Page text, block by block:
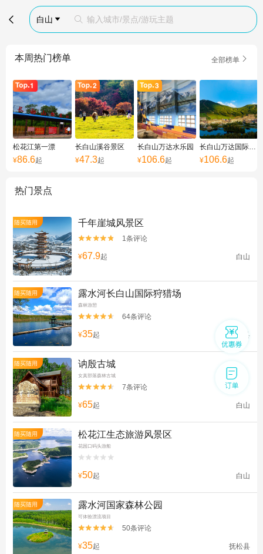
 白山   输入城市/景点/游玩主题
本周热门榜单 全部榜单 
松花江第一漂
¥86.6起
长白山溪谷景区
¥47.3起
长白山万达水乐园
¥106.6起
长白山万达国际度假区
¥106.6起
热门景点
随买随用 千年崖城风景区

 1条评论
¥67.9起 白山
随买随用 露水河长白山国际狩猎场
森林游憩

 64条评论
¥35起 抚松县
随买随用 讷殷古城
女真部落森林古城

 7条评论
¥65起 白山
随买随用 松花江生态旅游风景区
花园口码头游船


¥50起 白山
随买随用 露水河国家森林公园
可体验漂流项目

 50条评论
¥35起 抚松县